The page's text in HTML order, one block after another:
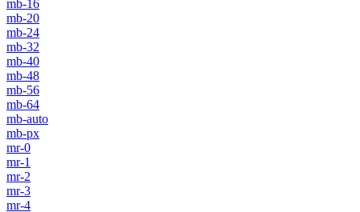
mb-16
mb-20
mb-24
mb-32
mb-40
mb-48
mb-56
mb-64
mb-auto
mb-px
mr-0
mr-1
mr-2
mr-3
mr-4